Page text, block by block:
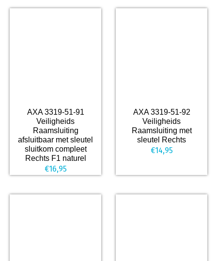
AXA 3319-51-91
Veiligheids
Raamsluiting
afsluitbaar met sleutel
sluitkom compleet
Rechts F1 naturel
€16,95
AXA 3319-51-92
Veiligheids
Raamsluiting met
sleutel Rechts
€14,95